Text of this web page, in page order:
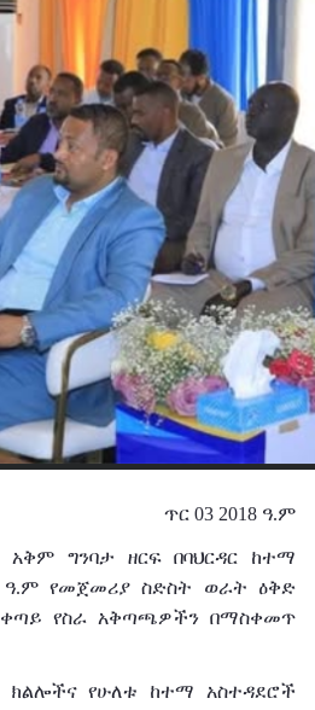
ጥር 03 2018 ዓ.ም
አቅም ግንባታ ዘርፍ በባህርዳር
ከተማ
ዓ.ም የመጀመሪያ ስድስት ወራት
ዕቅድ
ቀጣይ የስራ አቅጣጫዎችን በማስቀመጥ
ክልሎችና የሁለቱ ከተማ
አስተዳደሮች